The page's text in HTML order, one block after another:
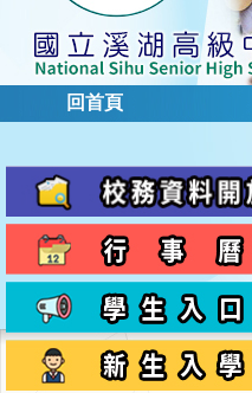
回首頁